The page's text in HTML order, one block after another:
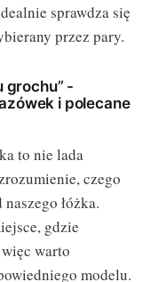
sprawdza się
przez pary.
grochu” -
i polecane
to nie lada
czego
łóżka.
gdzie
warto
modelu.